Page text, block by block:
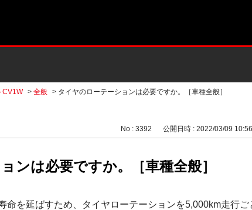
CV1W > 全般 > タイヤのローテーションは必要ですか。［車種全般］
No : 3392 公開日時 : 2022/03/09 10:56
ンは必要ですか。［車種全般］
命を延ばすため、タイヤローテーションを5,000km走行